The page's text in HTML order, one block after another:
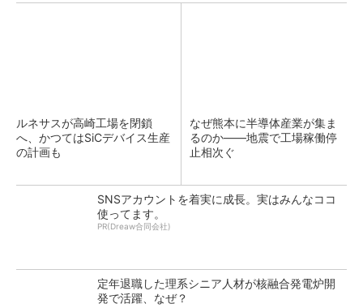
ルネサスが高崎工場を閉鎖
へ、かつてはSiCデバイス生産
の計画も
なぜ熊本に半導体産業が集ま
るのか――地震で工場稼働停
止相次ぐ
SNSアカウントを着実に成長。実はみんなココ
使ってます。
PR(Dreaw合同会社)
定年退職した理系シニア人材が核融合発電炉開
発で活躍、なぜ？